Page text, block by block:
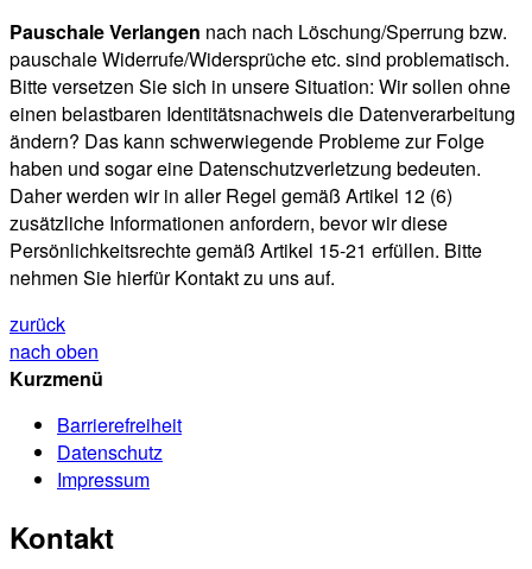
Pauschale Verlangen nach nach Löschung/Sperrung bzw.
pauschale Widerrufe/Widersprüche etc. sind problematisch.
Bitte versetzen Sie sich in unsere Situation: Wir sollen ohne
einen belastbaren Identitätsnachweis die Datenverarbeitung
ändern? Das kann schwerwiegende Probleme zur Folge
haben und sogar eine Datenschutzverletzung bedeuten.
Daher werden wir in aller Regel gemäß Artikel 12 (6)
zusätzliche Informationen anfordern, bevor wir diese
Persönlichkeitsrechte gemäß Artikel 15-21 erfüllen. Bitte
nehmen Sie hierfür Kontakt zu uns auf.
zurück
nach oben
Kurzmenü
Barrierefreiheit
Datenschutz
Impressum
Kontakt